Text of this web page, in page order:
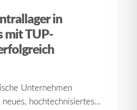
in
mit TUP-
Unternehmen
neues, hochtechnisiertes…